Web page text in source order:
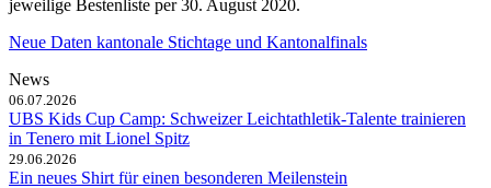
jeweilige Bestenliste per 30. August 2020.
Neue Daten kantonale Stichtage und Kantonalfinals
News
06.07.2026
UBS Kids Cup Camp: Schweizer Leichtathletik-Talente trainieren
in Tenero mit Lionel Spitz
29.06.2026
Ein neues Shirt für einen besonderen Meilenstein